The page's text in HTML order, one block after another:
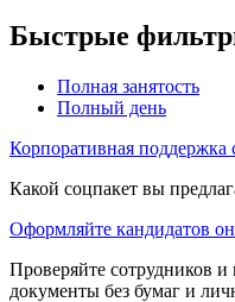
Быстрые
Полная занятость
Полный день
Корпоративная поддержка
Какой соцпакет вы
Оформляйте кандидатов
Проверяйте сотрудников
документы без бумаг и